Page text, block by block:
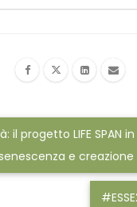
il progetto LIFE SPAN
e